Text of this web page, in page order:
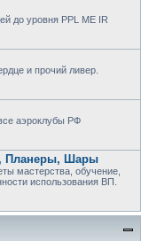
до уровня PPL ME IR
и прочий ливер.
аэроклубы РФ
Планеры, Шары
мастерства, обучение,
использования ВП.